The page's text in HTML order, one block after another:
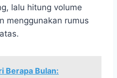
lalu hitung volume
menggunakan rumus
Berapa Bulan: